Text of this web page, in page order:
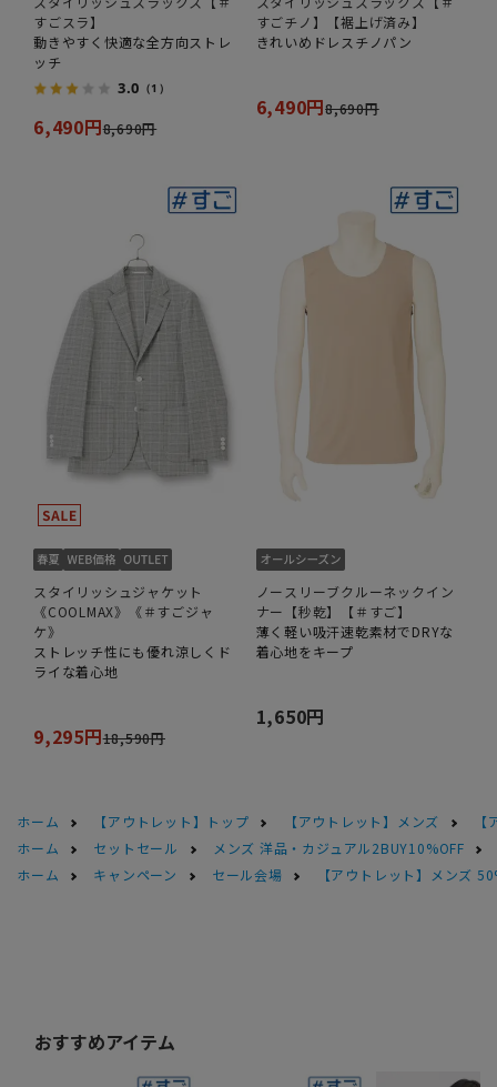
すごスラ】
動きやすく快適な全方向ストレ
ッチ
3.0 （1）
6,490円8,690円
すごチノ】【裾上げ済み】
きれいめドレスチノパン
6,490円8,690円
スタイリッシュジャケット
《COOLMAX》《＃すごジャ
ケ》
ストレッチ性にも優れ涼しくド
ライな着心地
9,295円18,590円
ノースリーブクルーネックイン
ナー【秒乾】【＃すご】
薄く軽い吸汗速乾素材でDRYな
着心地をキープ
1,650円
ホーム 【アウトレット】トップ 【アウトレット】メンズ
ホーム
セットセール
メンズ 洋品・カジュアル2BUY10%OFF
ホーム
キャンペーン セール会場 【アウトレット】メンズ